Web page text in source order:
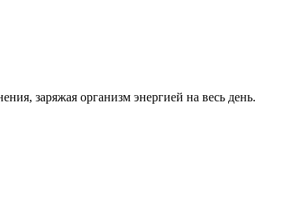
заряжая организм энергией на весь день.